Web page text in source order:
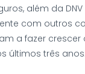
além da DNV
com outros
a fazer
últimos três anos.